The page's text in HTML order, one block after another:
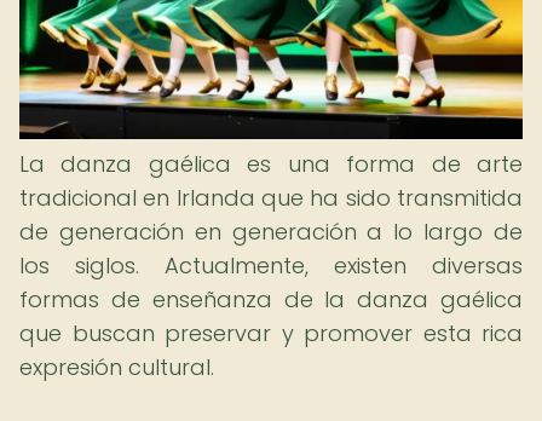
La danza gaélica es una forma de arte
tradicional en Irlanda que ha sido transmitida
de generación en generación a lo largo de
los siglos. Actualmente, existen diversas
formas de enseñanza de la danza gaélica
que buscan preservar y promover esta rica
expresión cultural.